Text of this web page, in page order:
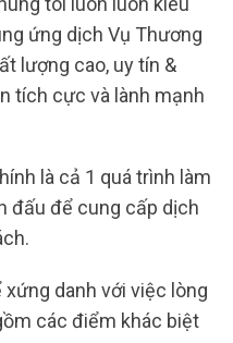
ứng dịch Vụ Thương
lượng cao, uy tín &
tích cực và lành mạnh
là cả 1 quá trình làm
đấu để cung cấp dịch
xứng danh với việc lòng
các điểm khác biệt